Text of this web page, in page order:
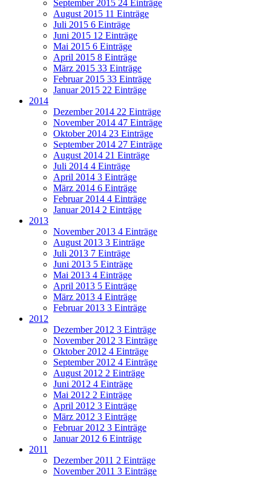
September 2015 24 Einträge
August 2015 11 Einträge
Juli 2015 6 Einträge
Juni 2015 12 Einträge
Mai 2015 6 Einträge
April 2015 8 Einträge
März 2015 33 Einträge
Februar 2015 33 Einträge
Januar 2015 22 Einträge
2014
Dezember 2014 22 Einträge
November 2014 47 Einträge
Oktober 2014 23 Einträge
September 2014 27 Einträge
August 2014 21 Einträge
Juli 2014 4 Einträge
April 2014 3 Einträge
März 2014 6 Einträge
Februar 2014 4 Einträge
Januar 2014 2 Einträge
2013
November 2013 4 Einträge
August 2013 3 Einträge
Juli 2013 7 Einträge
Juni 2013 5 Einträge
Mai 2013 4 Einträge
April 2013 5 Einträge
März 2013 4 Einträge
Februar 2013 3 Einträge
2012
Dezember 2012 3 Einträge
November 2012 3 Einträge
Oktober 2012 4 Einträge
September 2012 4 Einträge
August 2012 2 Einträge
Juni 2012 4 Einträge
Mai 2012 2 Einträge
April 2012 3 Einträge
März 2012 3 Einträge
Februar 2012 3 Einträge
Januar 2012 6 Einträge
2011
Dezember 2011 2 Einträge
November 2011 3 Einträge